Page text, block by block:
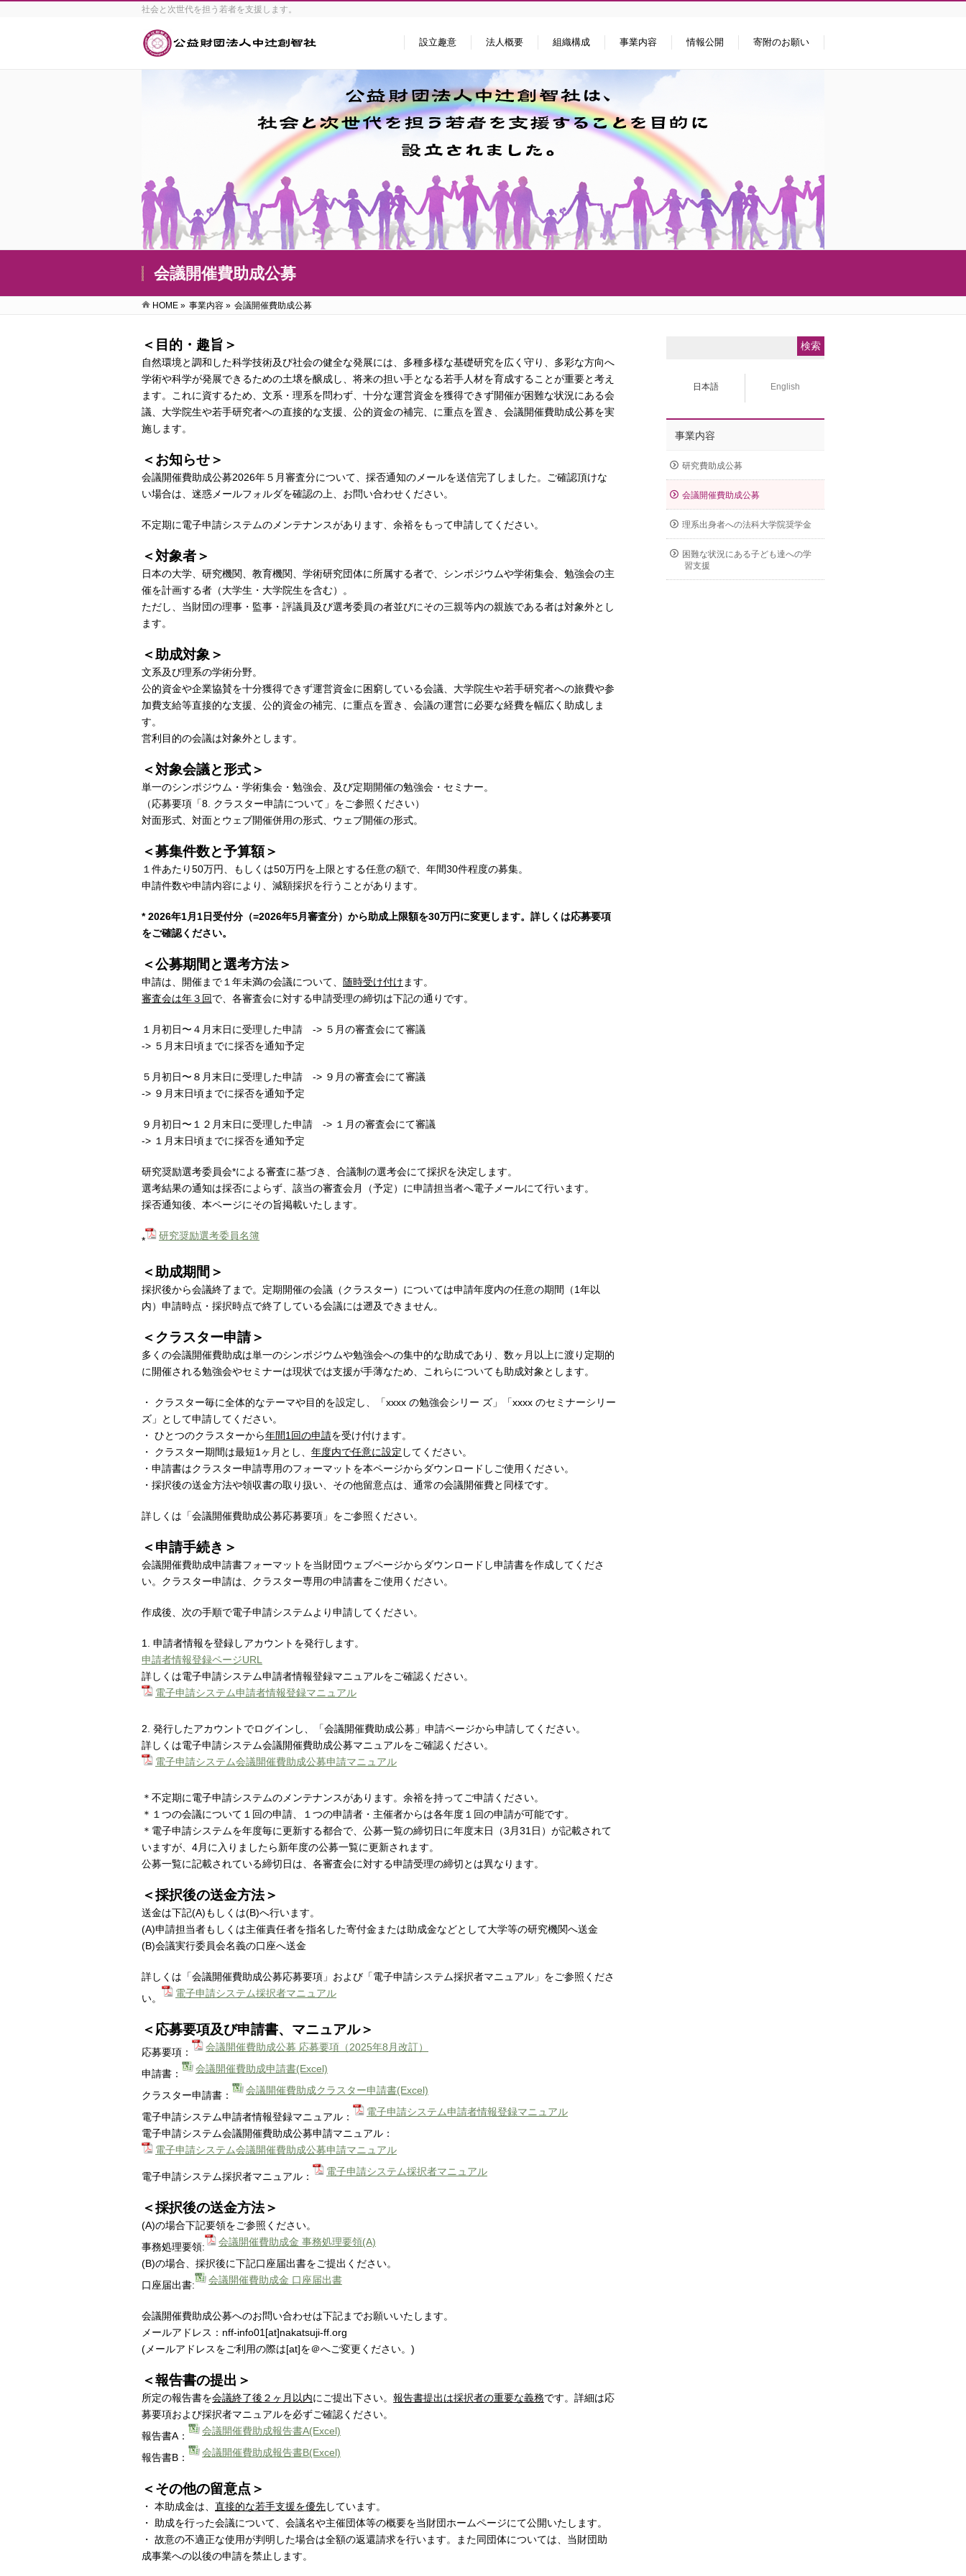
社会と次世代を担う若者を支援します。
設立趣意 法人概要 組織構成 事業内容 情報公開 寄附のお願い
会議開催費助成公募
HOME » 事業内容 » 会議開催費助成公募
＜目的・趣旨＞
自然環境と調和した科学技術及び社会の健全な発展には、多種多様な基礎研究を広く守り、多彩な方向へ
学術や科学が発展できるための土壌を醸成し、将来の担い手となる若手人材を育成することが重要と考え
ます。これに資するため、文系・理系を問わず、十分な運営資金を獲得できず開催が困難な状況にある会
議、大学院生や若手研究者への直接的な支援、公的資金の補完、に重点を置き、会議開催費助成公募を実
施します。
＜お知らせ＞
会議開催費助成公募2026年５月審査分について、採否通知のメールを送信完了しました。ご確認頂けな
い場合は、迷惑メールフォルダを確認の上、お問い合わせください。
不定期に電子申請システムのメンテナンスがあります、余裕をもって申請してください。
＜対象者＞
日本の大学、研究機関、教育機関、学術研究団体に所属する者で、シンポジウムや学術集会、勉強会の主
催を計画する者（大学生・大学院生を含む）。
ただし、当財団の理事・監事・評議員及び選考委員の者並びにその三親等内の親族である者は対象外とし
ます。
＜助成対象＞
文系及び理系の学術分野。
公的資金や企業協賛を十分獲得できず運営資金に困窮している会議、大学院生や若手研究者への旅費や参
加費支給等直接的な支援、公的資金の補完、に重点を置き、会議の運営に必要な経費を幅広く助成しま
す。
営利目的の会議は対象外とします。
＜対象会議と形式＞
単一のシンポジウム・学術集会・勉強会、及び定期開催の勉強会・セミナー。
（応募要項「8. クラスター申請について」をご参照ください）
対面形式、対面とウェブ開催併用の形式、ウェブ開催の形式。
＜募集件数と予算額＞
１件あたり50万円、もしくは50万円を上限とする任意の額で、年間30件程度の募集。
申請件数や申請内容により、減額採択を行うことがあります。
* 2026年1月1日受付分（=2026年5月審査分）から助成上限額を30万円に変更します。詳しくは応募要項
をご確認ください。
＜公募期間と選考方法＞
申請は、開催まで１年未満の会議について、 随時受け付け ます。
審査会は年３回で、各審査会に対する申請受理の締切は下記の通りです。
１月初日〜４月末日に受理した申請 -> ５月の審査会にて審議
-> ５月末日頃までに採否を通知予定
５月初日〜８月末日に受理した申請 -> ９月の審査会にて審議
-> ９月末日頃までに採否を通知予定
９月初日〜１２月末日に受理した申請 -> １月の審査会にて審議
-> １月末日頃までに採否を通知予定
研究奨励選考委員会*による審査に基づき、合議制の選考会にて採択を決定します。
選考結果の通知は採否によらず、該当の審査会月（予定）に申請担当者へ電子メールにて行います。
採否通知後、本ページにその旨掲載いたします。
* 研究奨励選考委員名簿
＜助成期間＞
採択後から会議終了まで。定期開催の会議（クラスター）については申請年度内の任意の期間（1年以
内）申請時点・採択時点で終了している会議には遡及できません。
＜クラスター申請＞
多くの会議開催費助成は単一のシンポジウムや勉強会への集中的な助成であり、数ヶ月以上に渡り定期的
に開催される勉強会やセミナーは現状では支援が手薄なため、これらについても助成対象とします。
・ クラスター毎に全体的なテーマや目的を設定し、「xxxx の勉強会シリー ズ」「xxxx のセミナーシリー
ズ」として申請してください。
・ ひとつのクラスターから年間1回の申請を受け付けます。
・ クラスター期間は最短1ヶ月とし、 年度内で任意に設定 してください。
・申請書はクラスター申請専用のフォーマットを本ページからダウンロードしご使用ください。
・採択後の送金方法や領収書の取り扱い、その他留意点は、通常の会議開催費と同様です。
詳しくは「会議開催費助成公募応募要項」をご参照ください。
＜申請手続き＞
会議開催費助成申請書フォーマットを当財団ウェブページからダウンロードし申請書を作成してくださ
い。クラスター申請は、クラスター専用の申請書をご使用ください。
作成後、次の手順で電子申請システムより申請してください。
1. 申請者情報を登録しアカウントを発行します。
申請者情報登録ページURL
詳しくは電子申請システム申請者情報登録マニュアルをご確認ください。
電子申請システム申請者情報登録マニュアル
2. 発行したアカウントでログインし、「会議開催費助成公募」申請ページから申請してください。
詳しくは電子申請システム会議開催費助成公募マニュアルをご確認ください。
電子申請システム会議開催費助成公募申請マニュアル
＊不定期に電子申請システムのメンテナンスがあります。余裕を持ってご申請ください。
＊１つの会議について１回の申請、１つの申請者・主催者からは各年度１回の申請が可能です。
＊電子申請システムを年度毎に更新する都合で、公募一覧の締切日に年度末日（3月31日）が記載されて
いますが、4月に入りましたら新年度の公募一覧に更新されます。
公募一覧に記載されている締切日は、各審査会に対する申請受理の締切とは異なります。
＜採択後の送金方法＞
送金は下記(A)もしくは(B)へ行います。
(A)申請担当者もしくは主催責任者を指名した寄付金または助成金などとして大学等の研究機関へ送金
(B)会議実行委員会名義の口座へ送金
詳しくは「会議開催費助成公募応募要項」および「電子申請システム採択者マニュアル」をご参照くださ
い。
電子申請システム採択者マニュアル
＜応募要項及び申請書、マニュアル＞
応募要項： 会議開催費助成公募 応募要項（2025年8月改訂）
申請書： 会議開催費助成申請書(Excel)
クラスター申請書： 会議開催費助成クラスター申請書(Excel)
電子申請システム申請者情報登録マニュアル：
電子申請システム申請者情報登録マニュアル
電子申請システム会議開催費助成公募申請マニュアル：
電子申請システム会議開催費助成公募申請マニュアル
電子申請システム採択者マニュアル： 電子申請システム採択者マニュアル
＜採択後の送金方法＞
(A)の場合下記要領をご参照ください。
事務処理要領:
会議開催費助成金 事務処理要領(A)
(B)の場合、採択後に下記口座届出書をご提出ください。
口座届出書:
会議開催費助成金 口座届出書
会議開催費助成公募へのお問い合わせは下記までお願いいたします。
メールアドレス：nff-info01[at]nakatsuji-ff.org
(メールアドレスをご利用の際は[at]を＠へご変更ください。)
＜報告書の提出＞
所定の報告書を会議終了後２ヶ月以内にご提出下さい。 報告書提出は採択者の重要な義務です。詳細は応
募要項および採択者マニュアルを必ずご確認ください。
報告書A：
会議開催費助成報告書A(Excel)
報告書B： 会議開催費助成報告書B(Excel)
＜その他の留意点＞
・ 本助成金は、 直接的な若手支援を優先しています。
・ 助成を行った会議について、会議名や主催団体等の概要を当財団ホームページにて公開いたします。
・ 故意の不適正な使用が判明した場合は全額の返還請求を行います。また同団体については、当財団助
成事業への以後の申請を禁止します。
日本語 English
事業内容
研究費助成公募
会議開催費助成公募
理系出身者への法科大学院奨学金
困難な状況にある子ども達への学
習支援